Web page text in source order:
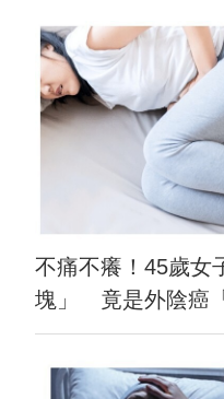
不痛不癢！45歲女
塊」 竟是外陰癌